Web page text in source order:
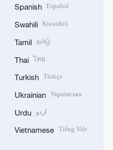
Spanish Español
Swahili Kiswahili
Tamil தமிழ்
Thai ไทย
Turkish Türkçe
Ukrainian Українська
Urdu اردو
Vietnamese Tiếng Việt